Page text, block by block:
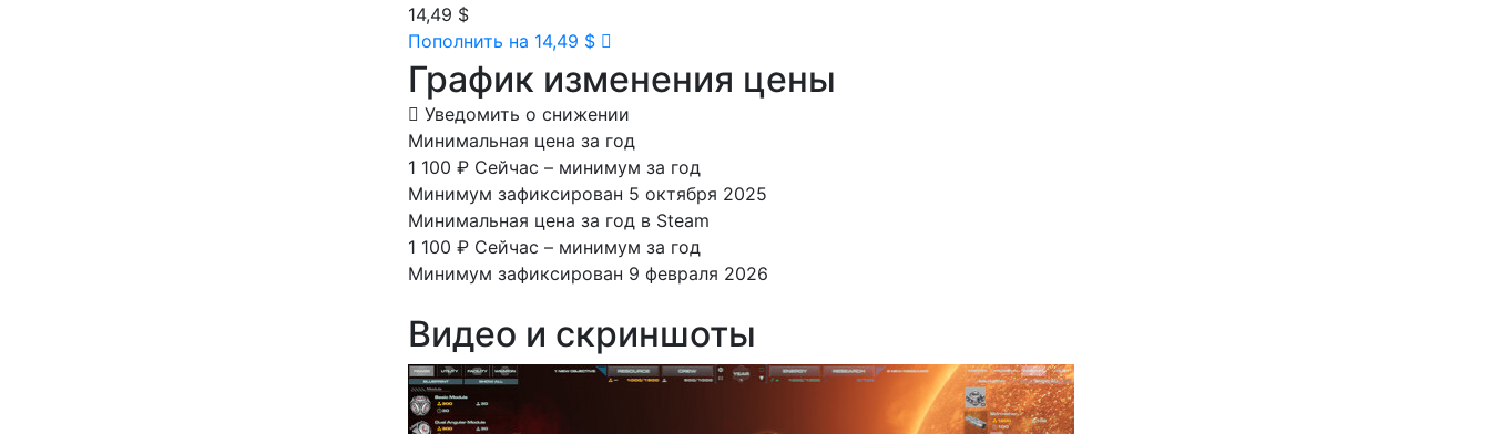
14,49 $
Пополнить на 14,49 $
График изменения цены
Уведомить о снижении
Минимальная цена за год
1 100 ₽ Сейчас – минимум за год
Минимум зафиксирован 5 октября 2025
Минимальная цена за год в Steam
1 100 ₽ Сейчас – минимум за год
Минимум зафиксирован 9 февраля 2026
Видео и скриншоты